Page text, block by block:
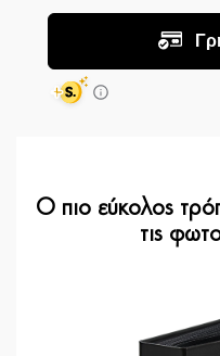
Ο πιο εύκολος
τις